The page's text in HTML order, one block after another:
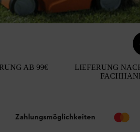
AB 99€
LIEFERUNG
Zahlungsmöglichkeiten